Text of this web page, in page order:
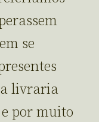
se
livraria
por muito